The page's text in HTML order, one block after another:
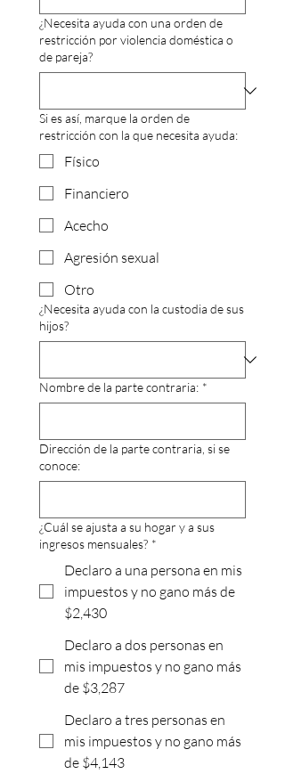
¿Necesita ayuda con una orden de
restricción por violencia doméstica o
de pareja?
Si es así, marque la orden de
restricción con la que necesita ayuda:
Físico
Financiero
Acecho
Agresión sexual
Otro
¿Necesita ayuda con la custodia de sus
hijos?
Nombre de la parte contraria: *
Dirección de la parte contraria, si se
conoce:
¿Cuál se ajusta a su hogar y a sus
ingresos mensuales? *
Declaro a una persona en mis
impuestos y no gano más de
$2,430
Declaro a dos personas en
mis impuestos y no gano más
de $3,287
Declaro a tres personas en
mis impuestos y no gano más
de $4,143